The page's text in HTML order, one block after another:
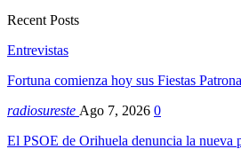
Recent Posts
Entrevistas
Fortuna comienza hoy sus Fiestas
radiosureste Ago 7, 2026 0
El PSOE de Orihuela denuncia la